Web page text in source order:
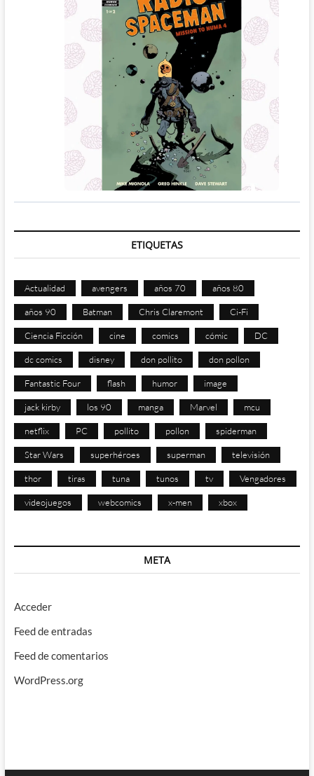
ETIQUETAS
Actualidad avengers años 70 años 80
años 90 Batman Chris Claremont Ci-Fi
Ciencia Ficción cine comics cómic DC
dc comics disney don pollito don pollon
Fantastic Four flash humor image
jack kirby los 90 manga Marvel mcu
netflix PC pollito pollon spiderman
Star Wars superhéroes superman televisión
thor tiras tuna tunos tv Vengadores
videojuegos webcomics x-men xbox
META
Acceder
Feed de entradas
Feed de comentarios
WordPress.org